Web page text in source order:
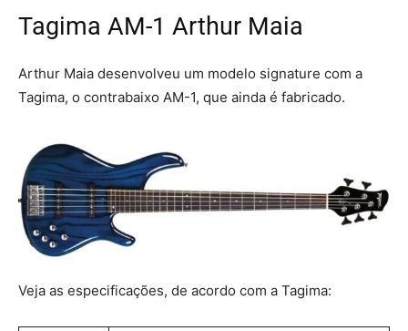
Tagima AM-1 Arthur Maia
Arthur Maia desenvolveu um modelo signature com a
Tagima, o contrabaixo AM-1, que ainda é fabricado.
Veja as especificações, de acordo com a Tagima: